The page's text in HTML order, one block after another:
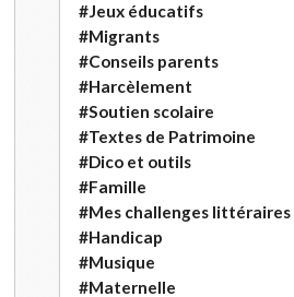
#Jeux éducatifs
#Migrants
#Conseils parents
#Harcèlement
#Soutien scolaire
#Textes de Patrimoine
#Dico et outils
#Famille
#Mes challenges littéraires
#Handicap
#Musique
#Maternelle